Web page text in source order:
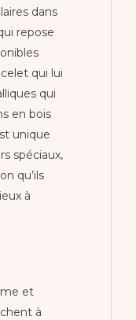
dans
repose
qui lui
qui
en bois
unique
spéciaux,
qu’ils
à
et
à